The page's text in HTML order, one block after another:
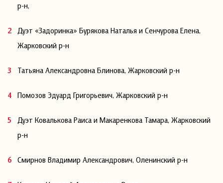
р-н,
Дуэт «Задоринка» Бурякова Наталья и Сенчурова Елена,
Жарковский р-н
Татьяна Александровна Блинова, Жарковский р-н
Помозов Эдуард Григорьевич, Жарковский р-н
Дуэт Ковалькова Раиса и Макаренкова Тамара, Жарковский
р-н
Смирнов Владимир Александрович, Оленинский р-н